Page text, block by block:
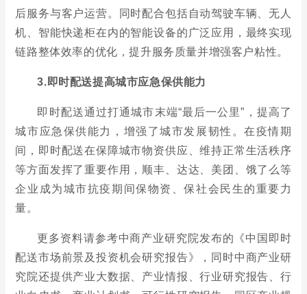
间，即时配送在保障城市物资供应、维持正常生活秩序
等方面发挥了重要作用，顺丰、达达、美团、饿了么等
企业成为城市抗疫期间保物资、保社会民生的重要力
配送市场前景及投资机会研究报告》，同时中商产业研
究院还提供产业大数据、产业情报、行业研究报告、行
业白皮书、商业计划书、可行性研究报告、园区产业规
划、产业链招商图谱、产业招商指引、产业链招商考察
&推介会等服务。
上一条
下一条